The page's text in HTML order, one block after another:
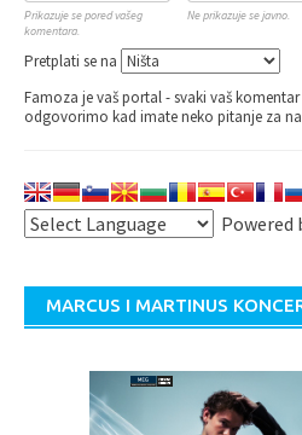
Prikazuje se pored vašeg
komentara.
Ne prikazuje se javno.
Pretplati se na
Famoza je vaš portal - svaki vaš
odgovorimo kad imate neko pitanje za
Powered
MARCUS I MARTINUS